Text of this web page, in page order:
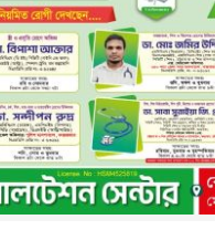
লেখক থেকে আরো